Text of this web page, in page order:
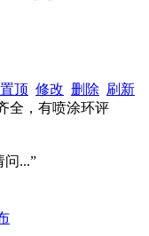
置顶 修改 删除 刷新
全，有喷涂环评
...”